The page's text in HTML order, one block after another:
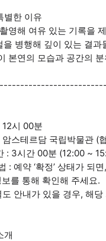
별한 이유
영해 여유 있는 기록을
병행해 깊이 있는 결과
본연의 모습과 공간의
12시 00분
암스테르담 국립박물관 (
: 3시간 00분 (12:00 ~
: 예약 ‘확정’ 상태가 되
를 통해 확인해 주세요.
도 안내가 있을 경우, 해
개